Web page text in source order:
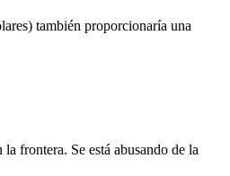
también proporcionaría una
frontera. Se está abusando de la